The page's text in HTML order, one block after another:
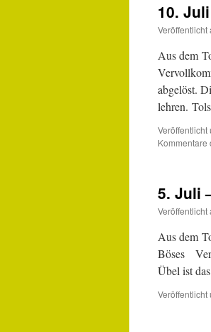
10.
Veröffentlicht
Aus dem
abgelöst.
lehren.
Veröffentlicht
Kommentare
5. Juli
Veröffentlicht
Aus dem
Böses
Übel ist
Veröffentlicht